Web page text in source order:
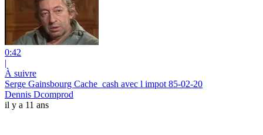
0:42
|
À suivre
Serge Gainsbourg Cache_cash avec l impot 85-02-20
Dennis Dcomprod
il y a 11 ans